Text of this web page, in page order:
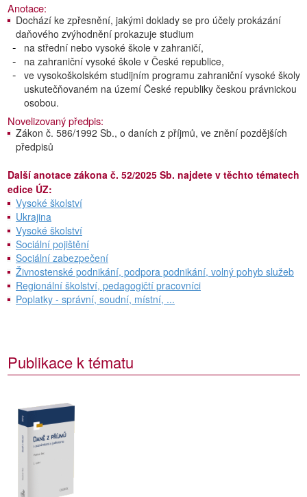
Anotace:
Dochází ke zpřesnění, jakými doklady se pro účely prokázání
daňového zvýhodnění prokazuje studium
na střední nebo vysoké škole v zahraničí,
na zahraniční vysoké škole v České republice,
ve vysokoškolském studijním programu zahraniční vysoké školy
uskutečňovaném na území České republiky českou právnickou
osobou.
Novelizovaný předpis:
Zákon č. 586/1992 Sb., o daních z příjmů, ve znění pozdějších
předpisů
Další anotace zákona č. 52/2025 Sb. najdete v těchto tématech
edice ÚZ:
Vysoké školství
Ukrajina
Vysoké školství
Sociální pojištění
Sociální zabezpečení
Živnostenské podnikání, podpora podnikání, volný pohyb služeb
Regionální školství, pedagogičtí pracovníci
Poplatky - správní, soudní, místní, ...
Publikace k tématu